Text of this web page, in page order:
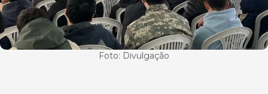
Foto: Divulgação